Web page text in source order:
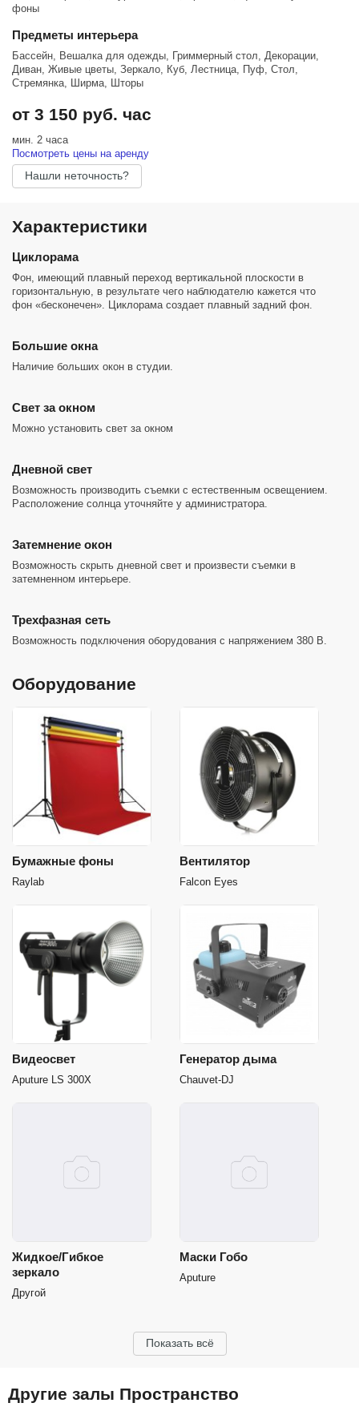
фоны
Предметы интерьера
Бассейн, Вешалка для одежды, Гриммерный стол, Декорации,
Диван, Живые цветы, Зеркало, Куб, Лестница, Пуф, Стол,
Стремянка, Ширма, Шторы
от 3 150 руб. час
мин. 2 часа
Посмотреть цены на аренду
Нашли неточность?
Характеристики
Циклорама
Фон, имеющий плавный переход вертикальной плоскости в
горизонтальную, в результате чего наблюдателю кажется что
фон «бесконечен». Циклорама создает плавный задний фон.
Большие окна
Наличие больших окон в студии.
Cвет за окном
Можно установить свет за окном
Дневной свет
Возможность производить съемки с естественным освещением.
Расположение солнца уточняйте у администратора.
Затемнение окон
Возможность скрыть дневной свет и произвести съемки в
затемненном интерьере.
Трехфазная сеть
Возможность подключения оборудования с напряжением 380 В.
Оборудование
Бумажные фоны
Raylab
Вентилятор
Falcon Eyes
Видеосвет
Aputure LS 300X
Генератор дыма
Chauvet-DJ
Жидкое/Гибкое
зеркало
Другой
Маски Гобо
Aputure
Показать всё
Другие залы Пространство